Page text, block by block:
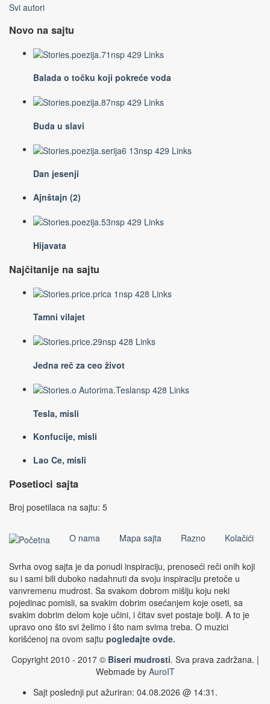
Svi autori
Novo na sajtu
Balada o točku koji pokreće voda
Buda u slavi
Dan jesenji
Ajnštajn (2)
Hijavata
Najčitanije na sajtu
Tamni vilajet
Jedna reč za ceo život
Tesla, misli
Konfucije, misli
Lao Ce, misli
Posetioci sajta
Broj posetilaca na sajtu: 5
O nama Mapa sajta Razno Kolačići
Svrha ovog sajta je da ponudi inspiraciju, prenoseći reči onih koji
su i sami bili duboko nadahnuti da svoju inspiraciju pretoče u
vanvremenu mudrost. Sa svakom dobrom mišlju koju neki
pojedinac pomisli, sa svakim dobrim osećanjem koje oseti, sa
svakim dobrim delom koje učini, i čitav svet postaje bolji. A to je
upravo ono što svi želimo i što nam svima treba. O muzici
korišćenoj na ovom sajtu pogledajte ovde.
Copyright 2010 - 2017 © Biseri mudrosti. Sva prava zadržana. |
Webmade by AuroIT
Sajt poslednji put ažuriran: 04.08.2026 @ 14:31.